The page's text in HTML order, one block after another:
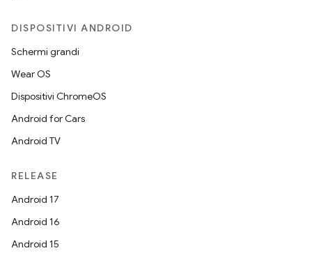
DISPOSITIVI ANDROID
Schermi grandi
Wear OS
Dispositivi ChromeOS
Android for Cars
Android TV
RELEASE
Android 17
Android 16
Android 15